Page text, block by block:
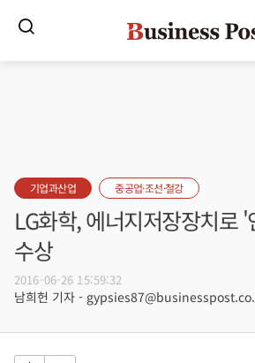
기업과산업 중공업·조선·철강
LG화학, 에너지저장장치로
수상
2016-06-26 15:59:32
남희헌 기자 -